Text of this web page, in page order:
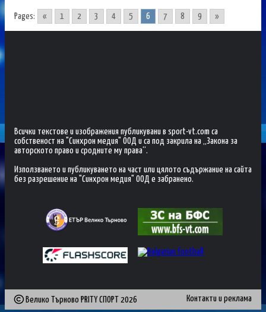
Pages: « 1 2 3 4 5 6 7 8 9 »
Всички текстове и изображения публикувани в sport-vt.com са
собственост на "Синхрон медия" ООД и са под закрила на „Закона за
авторското право и сродните му права“.
Използването и публикуването на част или цялото съдържание на сайта
без разрешение на "Синхрон медия" ООД е забранено.
Велико Търново PRITY СПОРТ 2026 Контакти и реклама